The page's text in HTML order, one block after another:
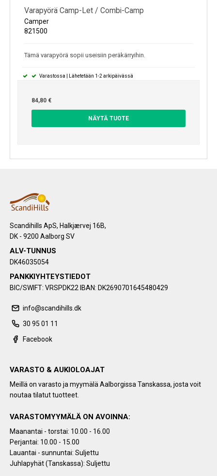
Varapyörä Camp-Let / Combi-Camp
Camper
821500
Tämä varapyörä sopii useisiin peräkärryihin.
Varastossa | Lähetetään 1-2 arkipäivässä
84,80 €
NÄYTÄ TUOTE
Scandihills ApS, Halkjærvej 16B,
DK - 9200 Aalborg SV
ALV-TUNNUS
DK46035054
PANKKIYHTEYSTIEDOT
BIC/SWIFT: VRSPDK22 IBAN: DK2690701645480429
info@scandihills.dk
30 95 01 11
Facebook
VARASTO & AUKIOLOAJAT
Meillä on varasto ja myymälä Aalborgissa Tanskassa, josta voit
noutaa tilatut tuotteet.
VARASTOMYYMÄLÄ ON AVOINNA:
Maanantai - torstai: 10.00 - 16.00
Perjantai: 10.00 - 15.00
Lauantai - sunnuntai: Suljettu
Juhlapyhät (Tanskassa): Suljettu